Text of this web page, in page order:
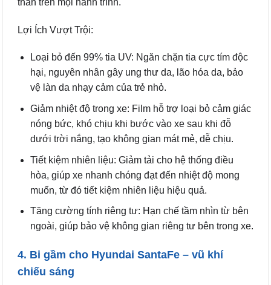
Lợi Ích Vượt Trội:
Loại bỏ đến 99% tia UV: Ngăn chặn tia cực tím độc
hại, nguyên nhân gây ung thư da, lão hóa da, bảo
vệ làn da nhạy cảm của trẻ nhỏ.
Giảm nhiệt độ trong xe: Film hỗ trợ loại bỏ cảm giác
nóng bức, khó chịu khi bước vào xe sau khi đỗ
dưới trời nắng, tạo không gian mát mẻ, dễ chịu.
Tiết kiệm nhiên liệu: Giảm tải cho hệ thống điều
hòa, giúp xe nhanh chóng đạt đến nhiệt độ mong
muốn, từ đó tiết kiệm nhiên liệu hiệu quả.
Tăng cường tính riêng tư: Hạn chế tầm nhìn từ bên
ngoài, giúp bảo vệ không gian riêng tư bên trong xe.
4. Bi gầm cho Hyundai SantaFe – vũ khí
chiếu sáng